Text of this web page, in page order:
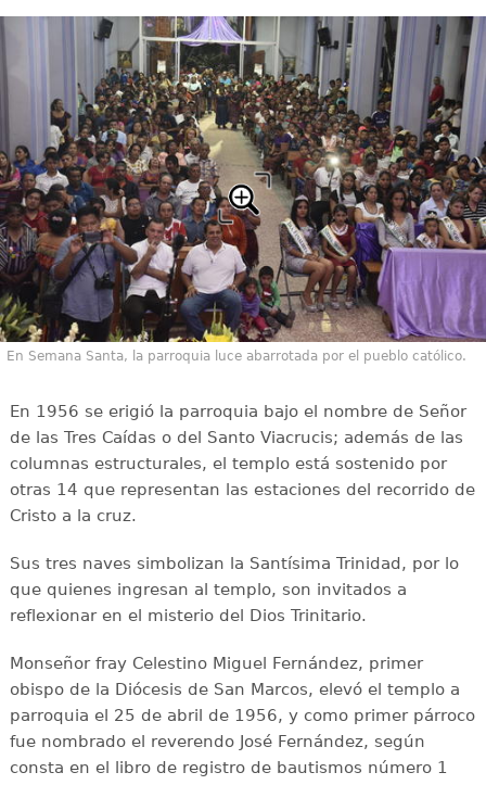
En Semana Santa, la parroquia luce abarrotada por el pueblo católico.
En 1956 se erigió la parroquia bajo el nombre de Señor
de las Tres Caídas o del Santo Viacrucis; además de las
columnas estructurales, el templo está sostenido por
otras 14 que representan las estaciones del recorrido de
Cristo a la cruz.
Sus tres naves simbolizan la Santísima Trinidad, por lo
que quienes ingresan al templo, son invitados a
reflexionar en el misterio del Dios Trinitario.
Monseñor fray Celestino Miguel Fernández, primer
obispo de la Diócesis de San Marcos, elevó el templo a
parroquia el 25 de abril de 1956, y como primer párroco
fue nombrado el reverendo José Fernández, según
consta en el libro de registro de bautismos número 1